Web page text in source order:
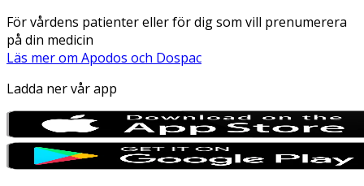
För vårdens patienter eller för dig som vill prenumerera
på din medicin
Läs mer om Apodos och Dospac
Ladda ner vår app